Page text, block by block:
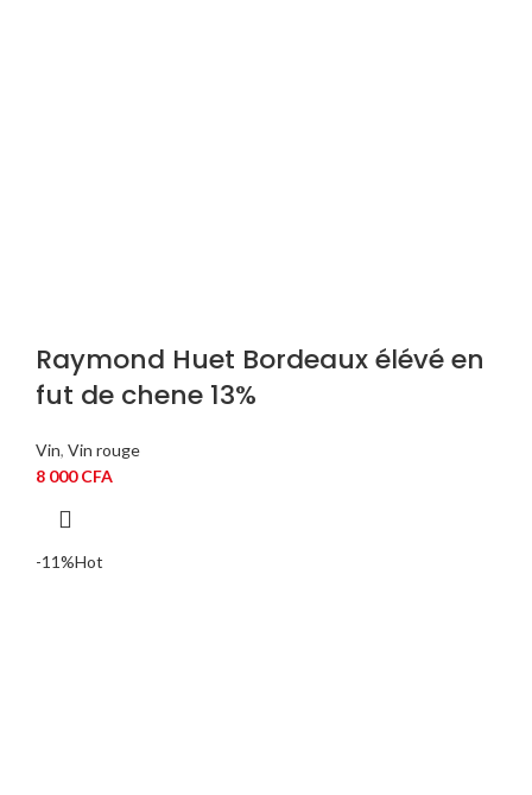
Raymond Huet Bordeaux élévé en
fut de chene 13%
Vin, Vin rouge
8 000CFA
-11%Hot